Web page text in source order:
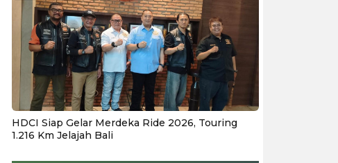
HDCI Siap Gelar Merdeka Ride 2026, Touring
1.216 Km Jelajah Bali